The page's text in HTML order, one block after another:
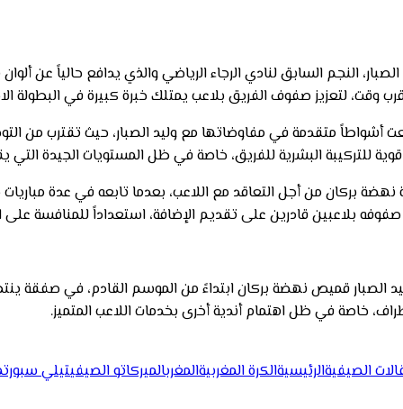
النجم السابق لنادي الرجاء الرياضي والذي يدافع حالياً عن
وقت، لتعزيز صفوف الفريق بلاعب يمتلك خبرة كبيرة في البطولة
متقدمة في مفاوضاتها مع وليد الصبار، حيث تقترب من
للتركيبة البشرية للفريق، خاصة في ظل المستويات الجيدة التي
بركان من أجل التعاقد مع اللاعب، بعدما تابعه في عدة مباريات
بلاعبين قادرين على تقديم الإضافة، استعداداً للمنافسة على
قميص نهضة بركان ابتداءً من الموسم القادم، في صفقة
خاصة في ظل اهتمام أندية أخرى بخدمات اللاعب المتميز.
الصيفيةالرئيسيةالكرة المغربيةالمغربالميركاتو الصيفيتيلي سبورت